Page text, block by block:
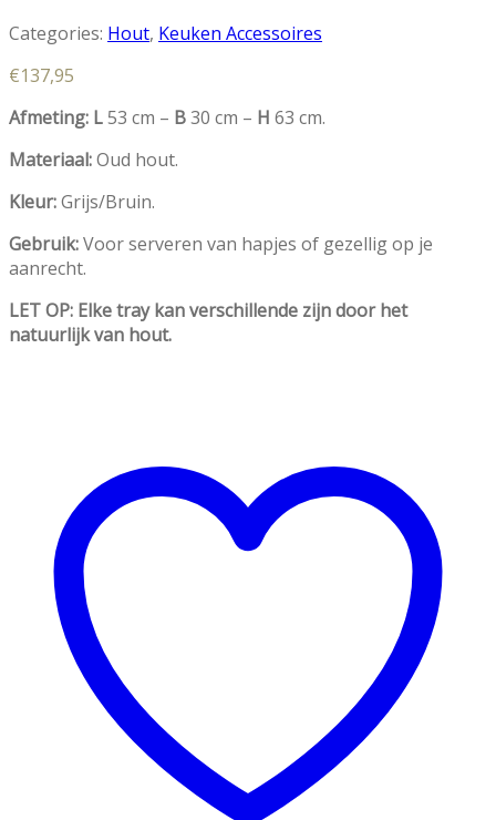
Categories: Hout, Keuken Accessoires
€137,95
Afmeting: L53 cm – B30 cm – H 63 cm.
Materiaal:Oud hout.
Kleur:Grijs/Bruin.
Gebruik:Voor serveren van hapjes of gezellig op je
aanrecht.
LET OP: Elke tray kan verschillende zijn door het
natuurlijk van hout.